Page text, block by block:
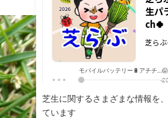
芝生に関するさまざまな情報を、
ています